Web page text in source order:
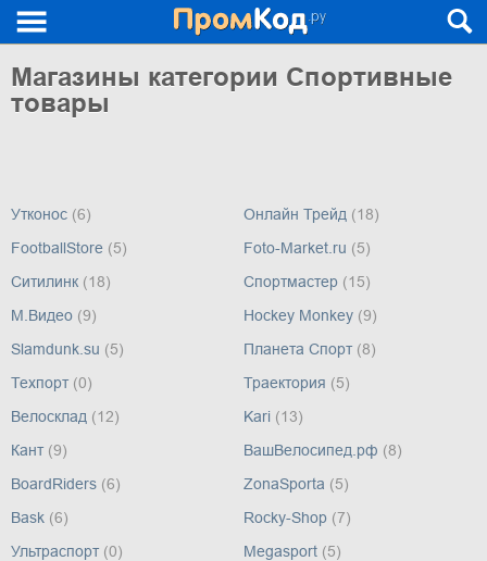
Магазины категории Спортивные
товары
Утконос (6) Онлайн Трейд (18)
FootballStore (5) Foto-Market.ru (5)
Ситилинк (18) Спортмастер (15)
М.Видео (9) Hockey Monkey (9)
Slamdunk.su (5) Планета Спорт (8)
Техпорт (0) Траектория (5)
Велосклад (12) Kari (13)
Кант (9) ВашВелосипед.рф (8)
BoardRiders (6) ZonaSporta (5)
Bask (6) Rocky-Shop (7)
Ультраспорт (0) Megasport (5)